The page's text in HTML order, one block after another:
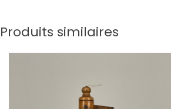
Produits similaires